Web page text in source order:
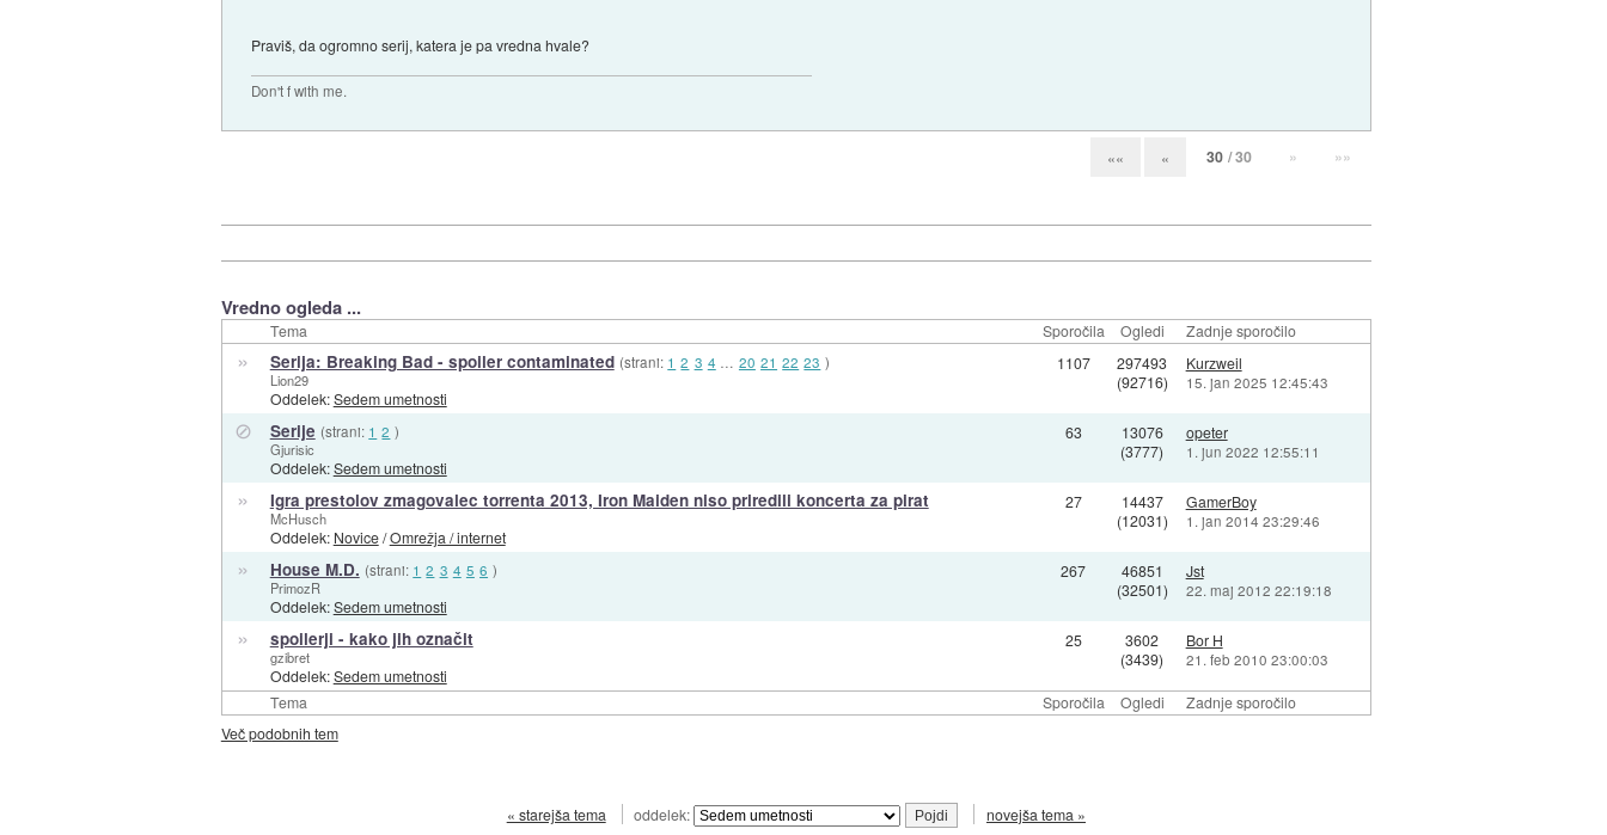
Praviš, da ogromno serij, katera je pa vredna hvale?
Don't f with me.
«« « 30 / 30 » »»
Vredno ogleda ...
Tema Sporočila Ogledi Zadnje sporočilo
Tema Sporočila Ogledi Zadnje sporočilo
» Serija: Breaking Bad - spoiler contaminated (strani: 1 2 3 4 … 20 21 22 23 )
Lion29
Oddelek:Sedem umetnosti
1107
297493
(92716)
Kurzweil
15. jan 2025 12:45:43
⊘ Serije (strani: 1 2 )
Gjurisic
Oddelek:Sedem umetnosti
63
13076
(3777)
opeter
1. jun 2022 12:55:11
» Igra prestolov zmagovalec torrenta 2013, Iron Maiden niso priredili koncerta za pirat
McHusch
Oddelek: Novice/Omrežja / internet
27
14437
(12031)
GamerBoy
1. jan 2014 23:29:46
» House M.D. (strani: 1 2 3 4 5 6 )
PrimozR
Oddelek:Sedem umetnosti
267
46851
(32501)
Jst
22. maj 2012 22:19:18
» spoilerji - kako jih označit
gzibret
Oddelek:Sedem umetnosti
25
3602
(3439)
Bor H
21. feb 2010 23:00:03
Več podobnih tem
« starejša tema oddelek: novejša tema »